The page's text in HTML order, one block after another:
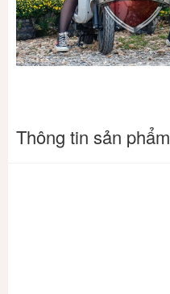
Thông tin sản phẩm